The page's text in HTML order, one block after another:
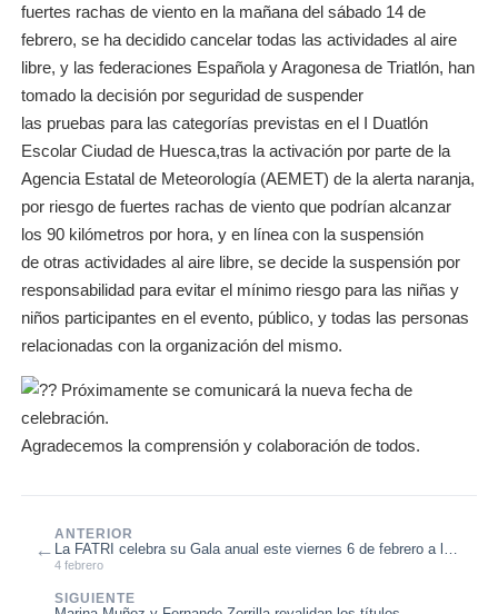
fuertes rachas de viento en la mañana del sábado 14 de
febrero, se ha decidido cancelar todas las actividades al aire
libre, y las federaciones Española y Aragonesa de Triatlón, han
tomado la decisión por seguridad de suspender
las pruebas para las categorías previstas en el I Duatlón
Escolar Ciudad de Huesca,tras la activación por parte de la
Agencia Estatal de Meteorología (AEMET) de la alerta naranja,
por riesgo de fuertes rachas de viento que podrían alcanzar
los 90 kilómetros por hora, y en línea con la suspensión
de otras actividades al aire libre, se decide la suspensión por
responsabilidad para evitar el mínimo riesgo para las niñas y
niños participantes en el evento, público, y todas las personas
relacionadas con la organización del mismo.
Próximamente se comunicará la nueva fecha de
celebración.
Agradecemos la comprensión y colaboración de todos.
←
ANTERIOR
La FATRI celebra su Gala anual este viernes 6 de febrero a las
19h.
4 febrero
SIGUIENTE